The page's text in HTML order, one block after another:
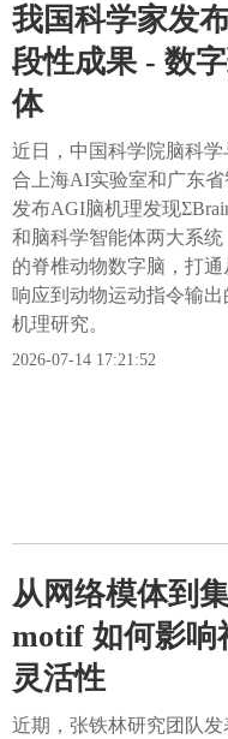
我国科学家发
段性成果 - 数
体
近日，中国科学院脑科
合上海AI实验室和广东省
发布AGI脑机理发现
和脑科学智能体两大系
的脊椎动物数字脑，打
响应到动物运动指令输
机理研究。
2026-07-14 17:21:52
从网络模体到
motif 如何影响
灵活性
近期，张铁林研究团队发